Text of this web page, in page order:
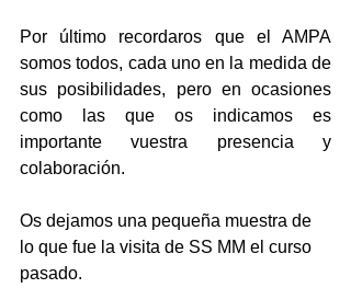
Por último recordaros que el AMPA
somos todos, cada uno en la medida de
sus posibilidades, pero en ocasiones
como las que os indicamos es
importante vuestra presencia y
colaboración.
Os dejamos una pequeña muestra de
lo que fue la visita de SS MM el curso
pasado.